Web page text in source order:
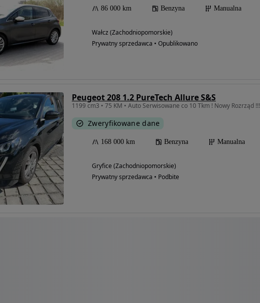
86 000 km Benzyna Manualna
Wałcz (Zachodniopomorskie)
Prywatny sprzedawca • Opublikowano
Peugeot 208 1.2 PureTech Allure S&S
1199 cm3 • 75 KM • Auto Serwisowane co 10 Tkm ! Nowy Rozrząd !!!
Zweryfikowane dane
168 000 km Benzyna Manualna
Gryfice (Zachodniopomorskie)
Prywatny sprzedawca • Podbite